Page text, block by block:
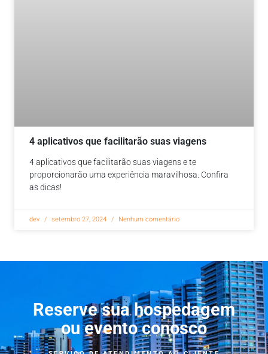
4 aplicativos que facilitarão suas viagens
4 aplicativos que facilitarão suas viagens e te
proporcionarão uma experiência maravilhosa. Confira
as dicas!
dev setembro 27, 2024 Nenhum comentário
Reserve sua hospedagem
ou evento conosco